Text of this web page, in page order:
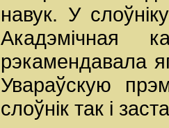
навук. У
Акадэмічная
рэкамендавала
Увараўскую
слоўнік так і